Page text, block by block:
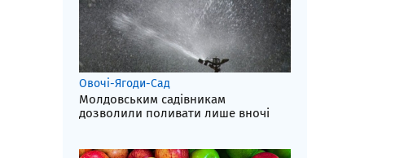
Овочі-Ягоди-Сад
Молдовським садівникам
дозволили поливати лише вночі